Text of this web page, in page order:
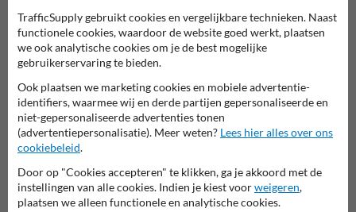
Stel je vraag aan RookvrijTerrein.nl
Bedrijfsnaam
E-mailadres*
TrafficSupply gebruikt cookies en vergelijkbare technieken. Naast
functionele cookies, waardoor de website goed werkt, plaatsen
we ook analytische cookies om je de best mogelijke
gebruikerservaring te bieden.
Ook plaatsen we marketing cookies en mobiele advertentie-
identifiers, waarmee wij en derde partijen gepersonaliseerde en
niet-gepersonaliseerde advertenties tonen
(advertentiepersonalisatie). Meer weten? Lees hier alles over ons
cookiebeleid.
Door op "Cookies accepteren" te klikken, ga je akkoord met de
instellingen van alle cookies. Indien je kiest voorweigeren,
plaatsen we alleen functionele en analytische cookies.